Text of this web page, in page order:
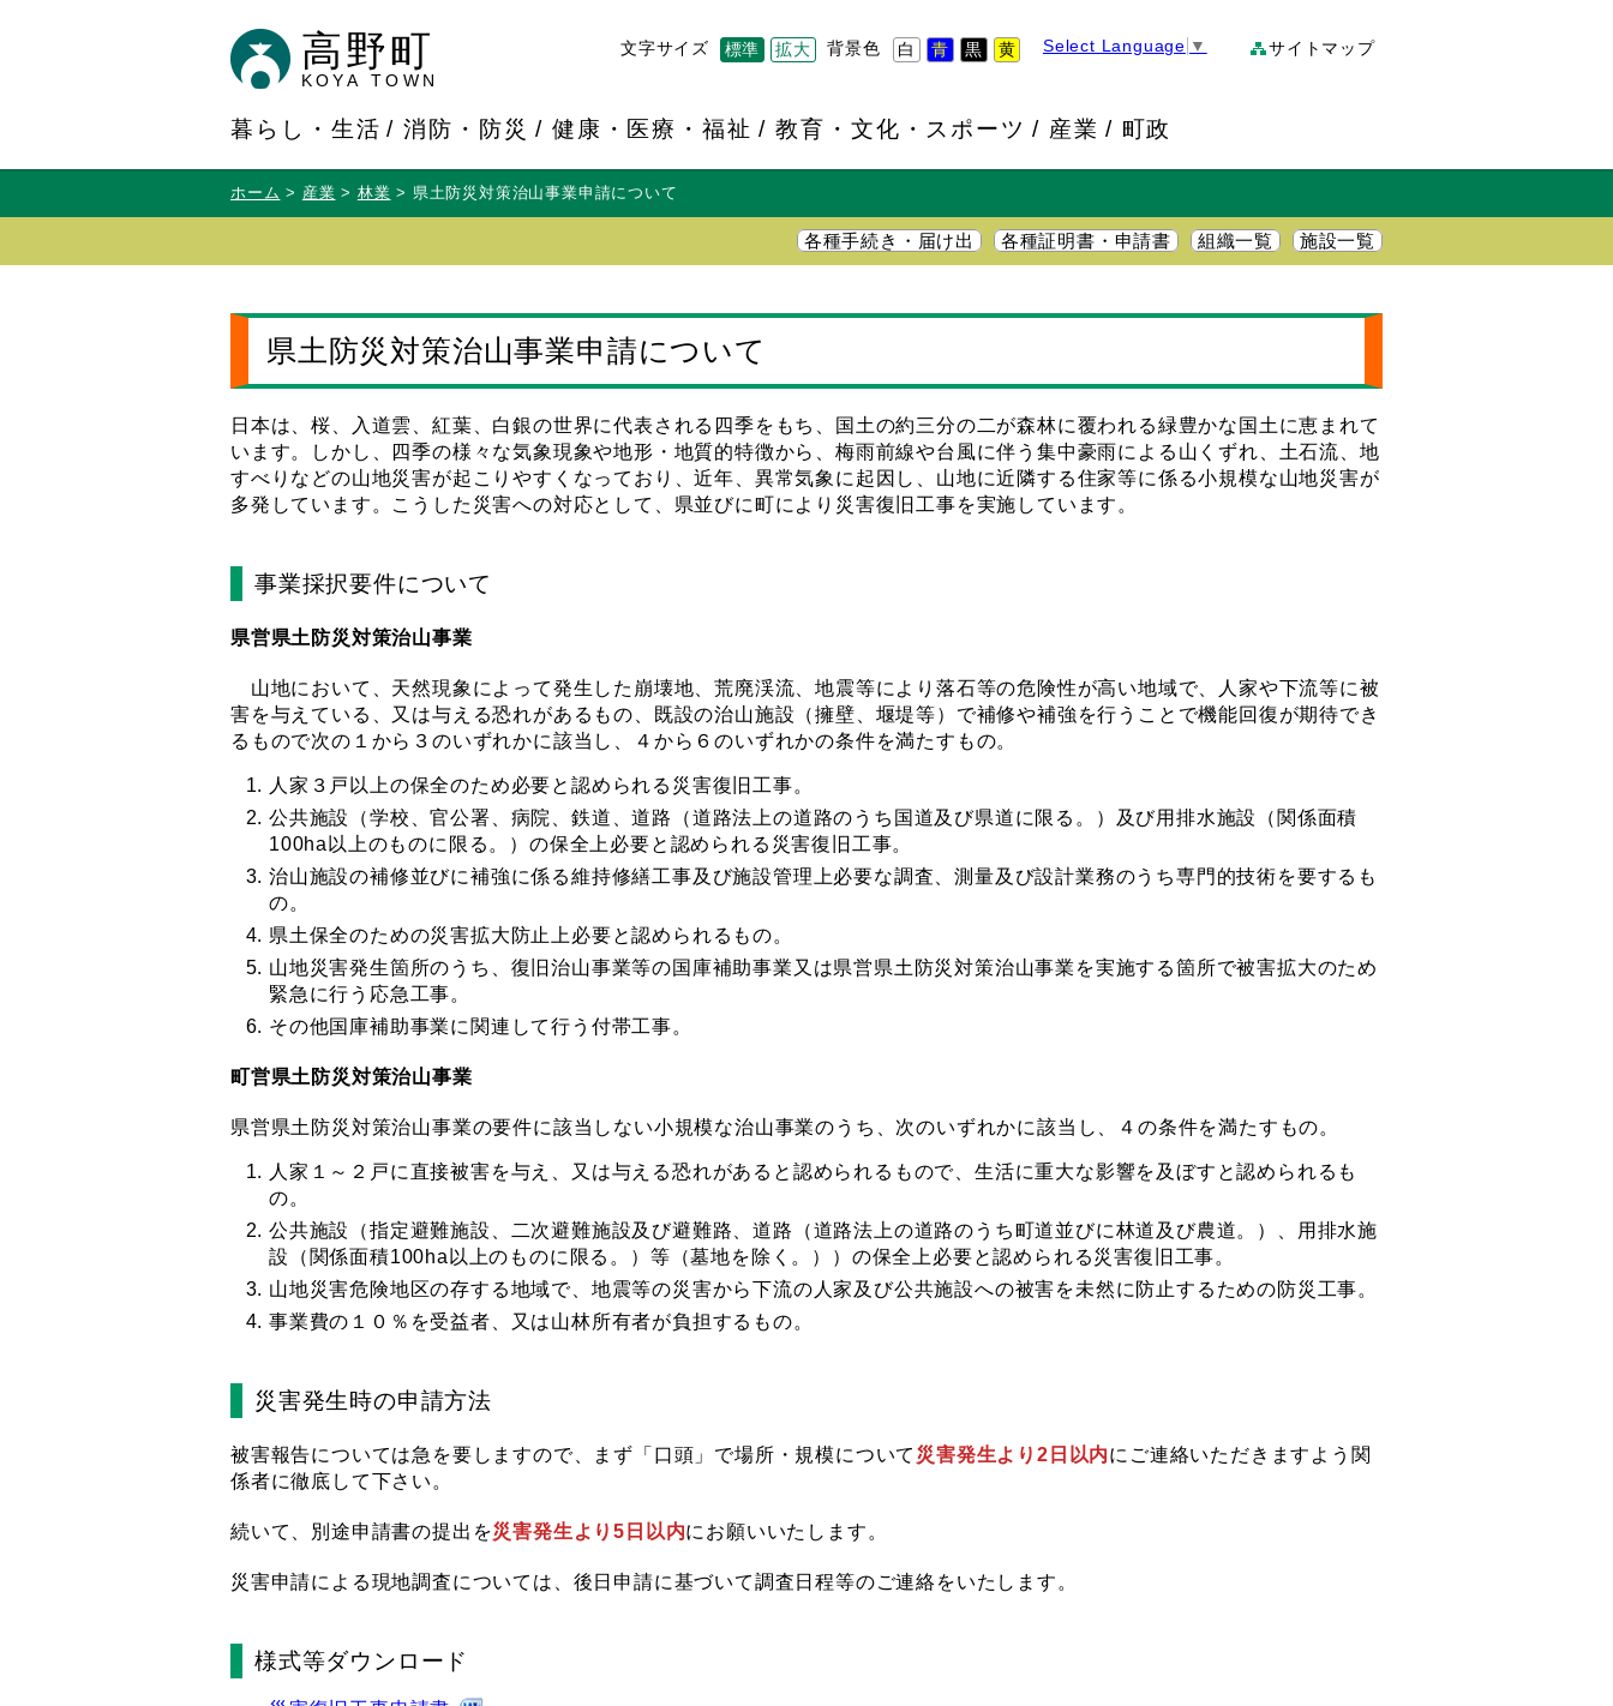
高野町
KOYA TOWN
サイトマップ
Select Language ▼
背景色 白 青 黒 黄
文字サイズ 標準 拡大
暮らし・生活 消防・防災 健康・医療・福祉 教育・文化・スポーツ 産業 町政
ホーム 産業 林業 県土防災対策治山事業申請について
各種手続き・届け出 各種証明書・申請書 組織一覧 施設一覧
県土防災対策治山事業申請について
日本は、桜、入道雲、紅葉、白銀の世界に代表される四季をもち、国土の約三分の二が森林に覆われる緑豊かな国土に恵まれて
います。しかし、四季の様々な気象現象や地形・地質的特徴から、梅雨前線や台風に伴う集中豪雨による山くずれ、土石流、地
すべりなどの山地災害が起こりやすくなっており、近年、異常気象に起因し、山地に近隣する住家等に係る小規模な山地災害が
多発しています。こうした災害への対応として、県並びに町により災害復旧工事を実施しています。
事業採択要件について
県営県土防災対策治山事業
山地において、天然現象によって発生した崩壊地、荒廃渓流、地震等により落石等の危険性が高い地域で、人家や下流等に被
害を与えている、又は与える恐れがあるもの、既設の治山施設（擁壁、堰堤等）で補修や補強を行うことで機能回復が期待でき
るもので次の１から３のいずれかに該当し、４から６のいずれかの条件を満たすもの。
人家３戸以上の保全のため必要と認められる災害復旧工事。
公共施設（学校、官公署、病院、鉄道、道路（道路法上の道路のうち国道及び県道に限る。）及び用排水施設（関係面積
100ha以上のものに限る。）の保全上必要と認められる災害復旧工事。
治山施設の補修並びに補強に係る維持修繕工事及び施設管理上必要な調査、測量及び設計業務のうち専門的技術を要するも
の。
県土保全のための災害拡大防止上必要と認められるもの。
山地災害発生箇所のうち、復旧治山事業等の国庫補助事業又は県営県土防災対策治山事業を実施する箇所で被害拡大のため
緊急に行う応急工事。
その他国庫補助事業に関連して行う付帯工事。
町営県土防災対策治山事業
県営県土防災対策治山事業の要件に該当しない小規模な治山事業のうち、次のいずれかに該当し、４の条件を満たすもの。
人家１～２戸に直接被害を与え、又は与える恐れがあると認められるもので、生活に重大な影響を及ぼすと認められるも
の。
公共施設（指定避難施設、二次避難施設及び避難路、道路（道路法上の道路のうち町道並びに林道及び農道。）、用排水施
設（関係面積100ha以上のものに限る。）等（墓地を除く。））の保全上必要と認められる災害復旧工事。
山地災害危険地区の存する地域で、地震等の災害から下流の人家及び公共施設への被害を未然に防止するための防災工事。
事業費の１０％を受益者、又は山林所有者が負担するもの。
災害発生時の申請方法
被害報告については急を要しますので、まず「口頭」で場所・規模について 災害発生より2日以内にご連絡いただきますよう関
係者に徹底して下さい。
続いて、別途申請書の提出を災害発生より5日以内にお願いいたします。
災害申請による現地調査については、後日申請に基づいて調査日程等のご連絡をいたします。
様式等ダウンロード